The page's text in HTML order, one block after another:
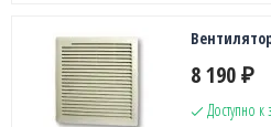
8 190 ₽
Доступно к